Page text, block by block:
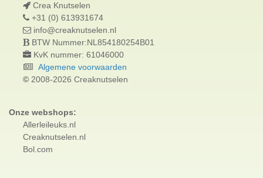
Crea Knutselen
+31 (0) 613931674
info@creaknutselen.nl
BTW Nummer:NL854180254B01
KvK nummer: 61046000
Algemene voorwaarden
© 2008-2026 Creaknutselen
Onze webshops:
Allerleileuks.nl
Creaknutselen.nl
Bol.com